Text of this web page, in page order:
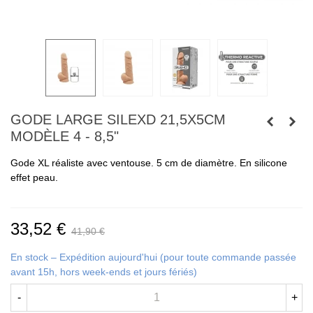
GODE LARGE SILEXD 21,5X5CM
MODÈLE 4 - 8,5"
Gode XL réaliste avec ventouse. 5 cm de diamètre. En silicone
effet peau.
33,52 € 41,90 €
En stock – Expédition aujourd'hui (pour toute commande passée
avant 15h, hors week-ends et jours fériés)
- +